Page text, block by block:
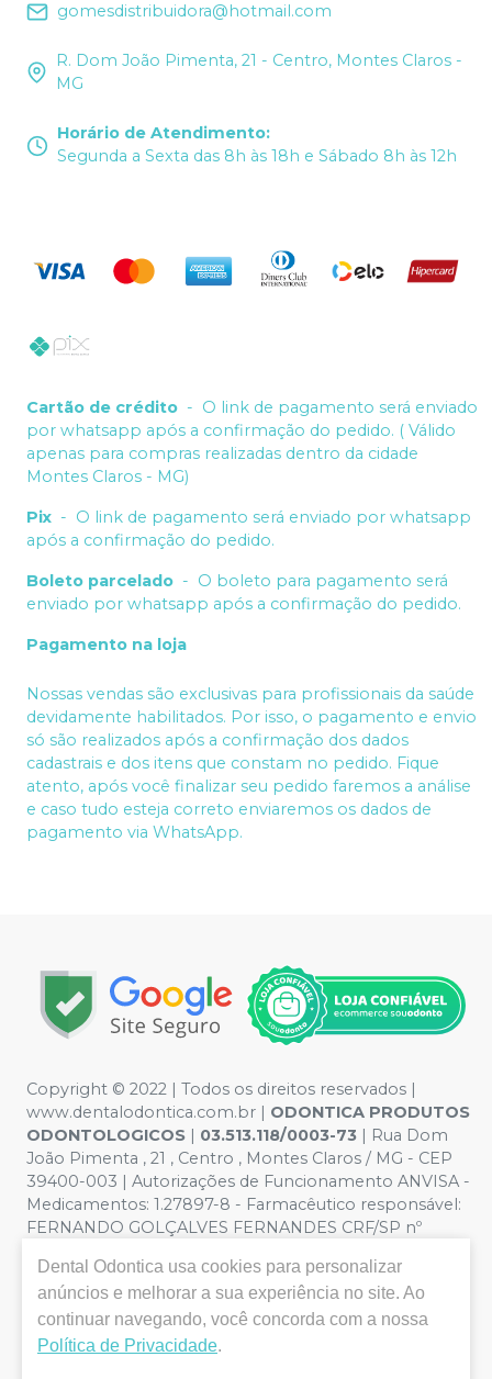
gomesdistribuidora@hotmail.com
R. Dom João Pimenta, 21 - Centro, Montes Claros -
MG
Horário de Atendimento:
Segunda a Sexta das 8h às 18h e Sábado 8h às 12h
Cartão de crédito - O link de pagamento será enviado
por whatsapp após a confirmação do pedido. ( Válido
apenas para compras realizadas dentro da cidade
Montes Claros - MG)
Pix - O link de pagamento será enviado por whatsapp
após a confirmação do pedido.
Boleto parcelado - O boleto para pagamento será
enviado por whatsapp após a confirmação do pedido.
Pagamento na loja
Nossas vendas são exclusivas para profissionais da saúde
devidamente habilitados. Por isso, o pagamento e envio
só são realizados após a confirmação dos dados
cadastrais e dos itens que constam no pedido. Fique
atento, após você finalizar seu pedido faremos a análise
e caso tudo esteja correto enviaremos os dados de
pagamento via WhatsApp.
Copyright © 2022 | Todos os direitos reservados |
www.dentalodontica.com.br | ODONTICA PRODUTOS
ODONTOLOGICOS
03.513.118/0003-73 | Rua Dom
João Pimenta , 21 , Centro , Montes Claros / MG - CEP
39400-003 | Autorizações de Funcionamento ANVISA -
Medicamentos: 1.27897-8 - Farmacêutico responsável:
FERNANDO GOLÇALVES FERNANDES CRF/SP nº
meramente ilustrativas - Os preços e condições da loja
virtual estão sujeitos a alterações. Em caso de
divergência de preços no site, o valor válido é o do
Carrinho de Compra. Não vendemos por atacado, por
Dental Odontica usa cookies para personalizar
anúncios e melhorar a sua experiência no site. Ao
continuar navegando, você concorda com a nossa
Política de Privacidade.